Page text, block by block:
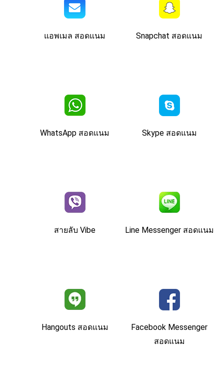
แอพเมล สอดแนม Snapchat สอดแนม
WhatsApp สอดแนม Skype สอดแนม
สายลับ Vibe Line Messenger สอดแนม
Hangouts สอดแนม
Facebook Messenger
สอดแนม